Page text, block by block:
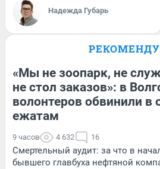
Надежда Губарь
«Мы не зоопарк, не
не стол заказов»: в
волонтеров обвинили в
ежатам
9 часов 4 632 16
Смертельный аудит: за что в
бывшего главбуха нефтяной